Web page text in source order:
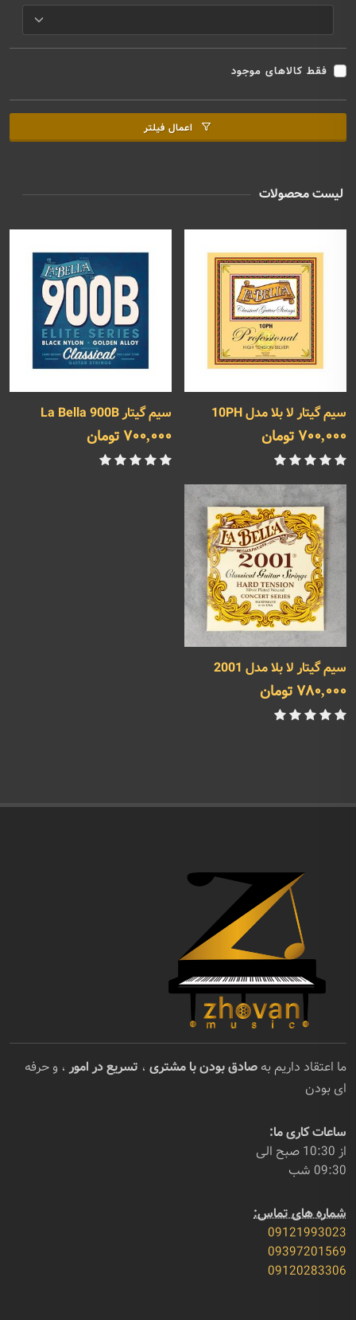
فقط کالاهای موجود
اعمال فیلتر
لیست محصولات
سیم گیتار لا بلا مدل 10PH
700,000 تومان
سیم گیتار La Bella 900B
700,000 تومان
سیم گیتار لا بلا مدل 2001
780,000 تومان
ما اعتقاد داریم به صادق بودن با مشتری ، تسریع در امور ، و حرفه
ای بودن
ساعات کاری ما:
از 10:30 صبح الی
09:30 شب
شماره های تماس:
09121993023
09397201569
09120283306